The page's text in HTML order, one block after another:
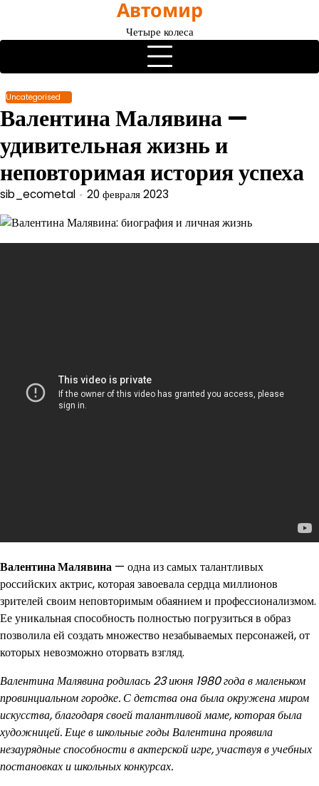
содержимому
Автомир
Четыре колеса
Uncategorised
Валентина Малявина —
удивительная жизнь и
неповторимая история успеха
sib_ecometal 20 февраля 2023
Валентина Малявина — одна из самых талантливых
российских актрис, которая завоевала сердца миллионов
зрителей своим неповторимым обаянием и профессионализмом.
Ее уникальная способность полностью погрузиться в образ
позволила ей создать множество незабываемых персонажей, от
которых невозможно оторвать взгляд.
Валентина Малявина родилась 23 июня 1980 года в маленьком
провинциальном городке. С детства она была окружена миром
искусства, благодаря своей талантливой маме, которая была
художницей. Еще в школьные годы Валентина проявила
незаурядные способности в актерской игре, участвуя в учебных
постановках и школьных конкурсах.